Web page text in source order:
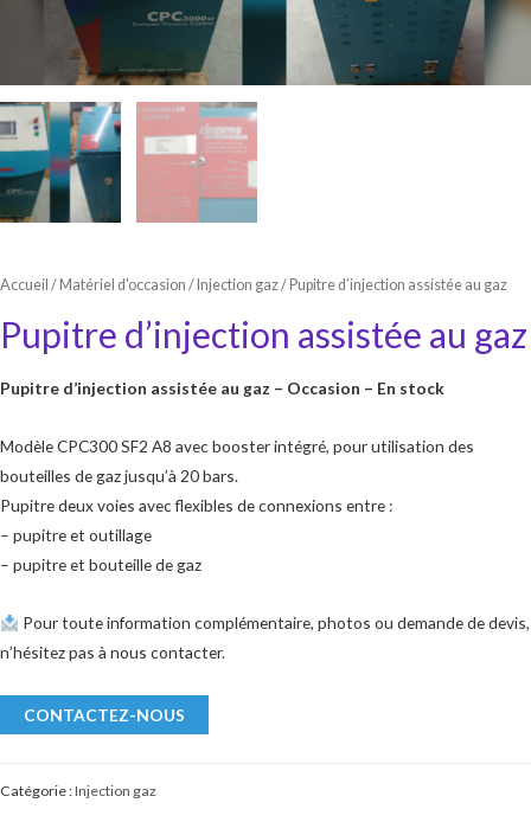
Accueil / Matériel d'occasion / Injection gaz/ Pupitre d’injection assistée au gaz
Pupitre d’injection assistée au gaz
Pupitre d’injection assistée au gaz – Occasion – En stock
Modèle CPC300 SF2 A8 avec booster intégré, pour utilisation des
bouteilles de gaz jusqu’à 20 bars.
Pupitre deux voies avec flexibles de connexions entre :
– pupitre et outillage
– pupitre et bouteille de gaz
Pour toute information complémentaire, photos ou demande de devis,
n’hésitez pas à nous contacter.
CONTACTEZ-NOUS
Catégorie :Injection gaz